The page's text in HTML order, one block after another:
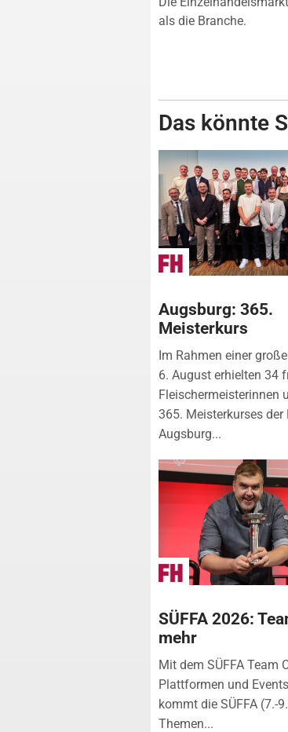
als die Branche.
Das könnte
Augsburg: 365.
Meisterkurs
Im Rahmen einer
6. August erhielten 34
Fleischermeisterinnen
365. Meisterkurses der
Augsburg...
SÜFFA 2026:
mehr
Mit dem SÜFFA Team
Plattformen und
kommt die SÜFFA (7.-
Themen...